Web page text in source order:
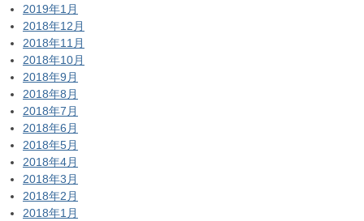
2019年1月
2018年12月
2018年11月
2018年10月
2018年9月
2018年8月
2018年7月
2018年6月
2018年5月
2018年4月
2018年3月
2018年2月
2018年1月